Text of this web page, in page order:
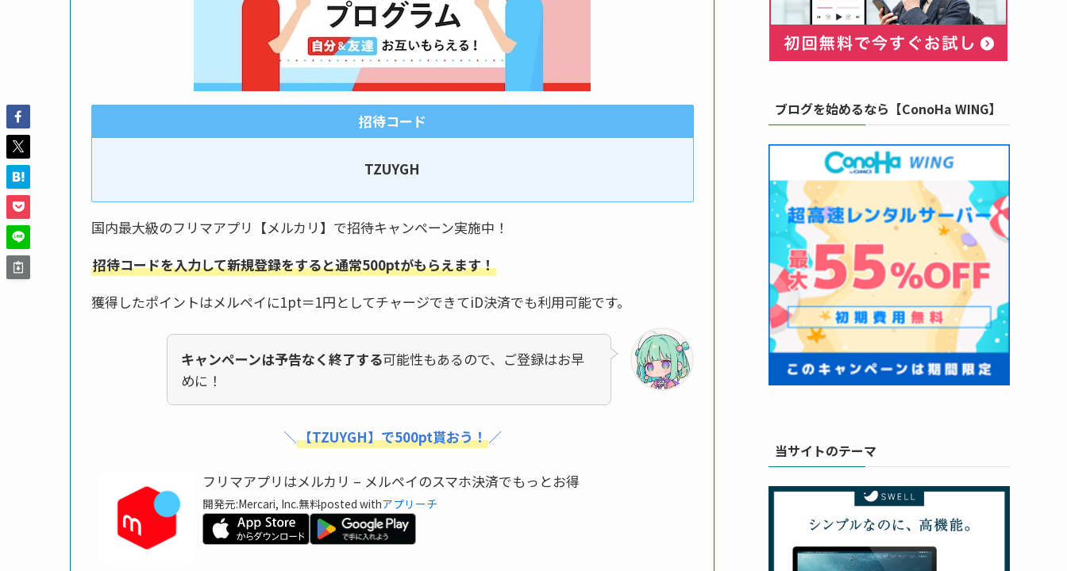
招待コード
TZUYGH
国内最大級のフリマアプリ【メルカリ】で招待キャンペーン実施中！
招待コードを入力して新規登録をすると通常500ptがもらえます！
獲得したポイントはメルペイに1pt＝1円としてチャージできてiD決済でも利用可能です。
キャンペーンは予告なく終了する可能性もあるので、ご登録はお早
めに！
＼【TZUYGH】で500pt貰おう！／
フリマアプリはメルカリ – メルペイのスマホ決済でもっとお得
開発元:Mercari, Inc.無料posted withアプリーチ
ブログを始めるなら【ConoHa WING】
当サイトのテーマ